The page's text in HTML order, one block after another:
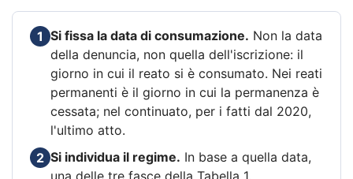
1 Si fissa la data di consumazione. Non la data
della denuncia, non quella dell'iscrizione: il
giorno in cui il reato si è consumato. Nei reati
permanenti è il giorno in cui la permanenza è
cessata; nel continuato, per i fatti dal 2020,
l'ultimo atto.
2 Si individua il regime. In base a quella data,
una delle tre fasce della Tabella 1.